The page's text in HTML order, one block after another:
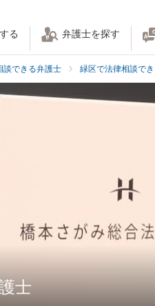
る 弁護士を探す
談できる弁護士 緑区で法律相談で
士